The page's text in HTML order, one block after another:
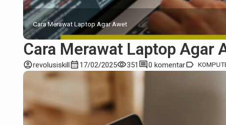
Cara Merawat Laptop Agar Awet
Cara Merawat Laptop Agar
account_circlerevolusiskillcalendar_month 17/02/2025visibility351 comment0 komentarlabel